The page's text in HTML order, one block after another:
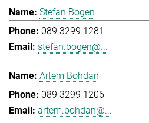
Stefan Bogen
089 3299 1281
stefan.bogen@...
Artem Bohdan
089 3299 1206
artem.bohdan@...